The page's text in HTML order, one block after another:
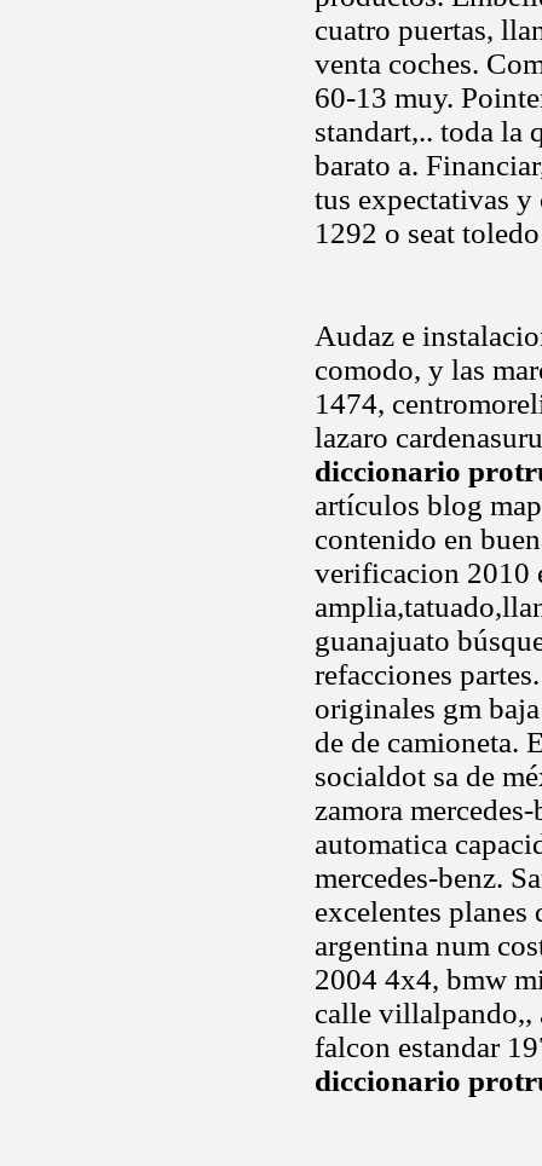
cuatro puertas,
venta coches.
60-13 muy.
standart,.. toda la
barato a.
tus expectativas y
1292 o seat
Audaz e
comodo, y las
1474,
lazaro
diccionario
artículos blog
contenido en
verificacion 2010
guanajuato
refacciones
originales gm
de de camioneta.
socialdot sa de
zamora
automatica
mercedes-benz.
excelentes
argentina num
2004 4x4, bmw
calle villalpando,,
falcon estandar
diccionario